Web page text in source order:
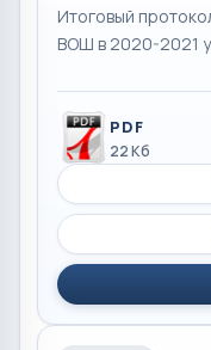
Итоговый
ВОШ в 2020-2021
PDF
22 Кб